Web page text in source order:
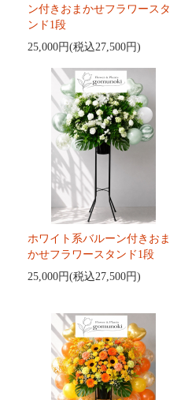
ン付きおまかせフラワースタ
ンド1段
25,000円(税込27,500円)
ホワイト系バルーン付きおま
かせフラワースタンド1段
25,000円(税込27,500円)